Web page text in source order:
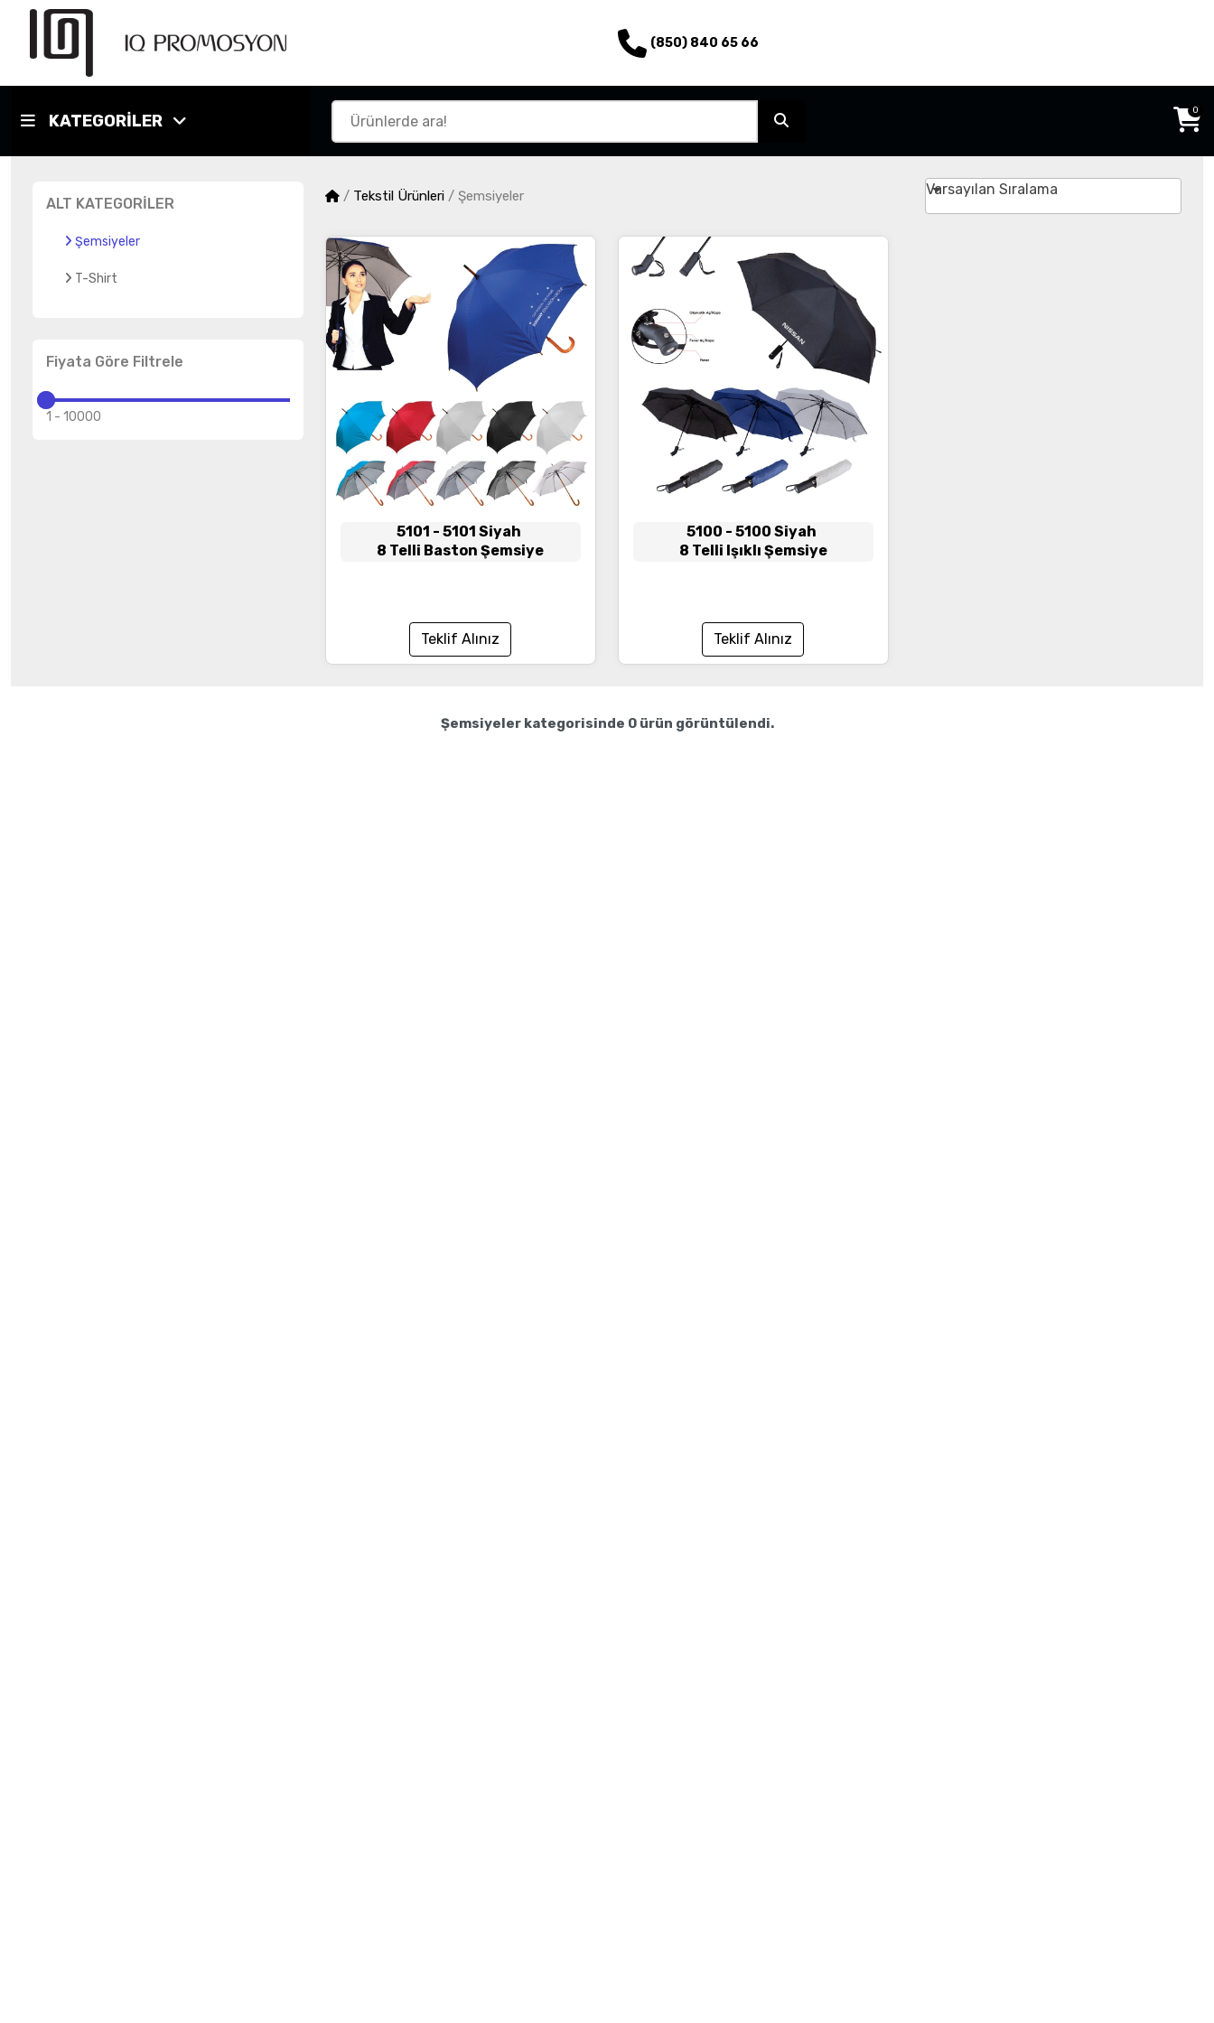
(850) 840 65 66
KATEGORİLER
0
ALT KATEGORİLER
Şemsiyeler
T-Shirt
Fiyata Göre Filtrele
1 - 10000
/ Tekstil Ürünleri / Şemsiyeler Varsayılan Sıralama
5101 - 5101 Siyah
8 Telli Baston Şemsiye
Teklif Alınız
5100 - 5100 Siyah
8 Telli Işıklı Şemsiye
Teklif Alınız
Şemsiyelerkategorisinde 0ürün görüntülendi.